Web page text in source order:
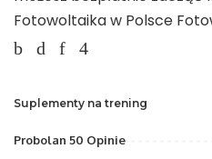
Fotowoltaika w Polsce
Suplementy na trening
Probolan 50 Opinie